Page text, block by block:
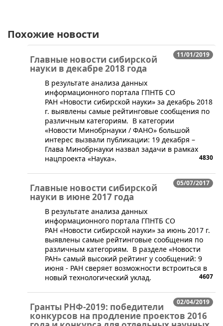
Похожие новости
11/01/2019
Главные новости сибирской
науки в декабре 2018 года
В результате анализа данных
информационного портала ГПНТБ СО
РАН «Новости сибирской науки» за декабрь 2018
г. выявлены самые рейтинговые сообщения по
различным категориям. В категории
«Новости Минобрнауки / ФАНО» большой
интерес вызвали публикации: 19 декабря –
Глава Минобрнауки назвал задачи в рамках
нацпроекта «Наука».
4830
05/07/2017
Главные новости сибирской
науки в июне 2017 года
​В результате анализа данных
информационного портала ГПНТБ СО
РАН «Новости сибирской науки» за июнь 2017 г.
выявлены самые рейтинговые сообщения по
различным категориям. В разделе «Новости
РАН» самый высокий рейтинг у сообщений: 9
июня - РАН сверяет возможности встроиться в
новый технологический уклад.
4607
02/04/2019
Гранты РНФ-2019: победители
конкурсов на продление проектов 2016